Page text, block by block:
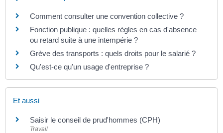
Comment consulter une convention collective ?
Fonction publique : quelles règles en cas d'absence
ou retard suite à une intempérie ?
Grève des transports : quels droits pour le salarié ?
Qu'est-ce qu'un usage d'entreprise ?
Et aussi
Saisir le conseil de prud'hommes (CPH)
Travail